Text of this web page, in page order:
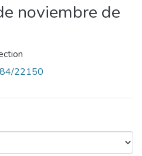
noviembre de
22150